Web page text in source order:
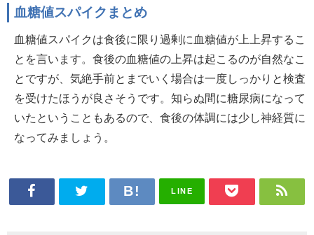
血糖値スパイクまとめ
血糖値スパイクは食後に限り過剰に血糖値が上上昇するこ
とを言います。食後の血糖値の上昇は起こるのが自然なこ
とですが、気絶手前とまでいく場合は一度しっかりと検査
を受けたほうが良さそうです。知らぬ間に糖尿病になって
いたということもあるので、食後の体調には少し神経質に
なってみましょう。
LINE